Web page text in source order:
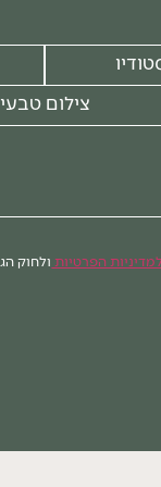
צילום טבעי
למדיניות הפרטיות ולחוק